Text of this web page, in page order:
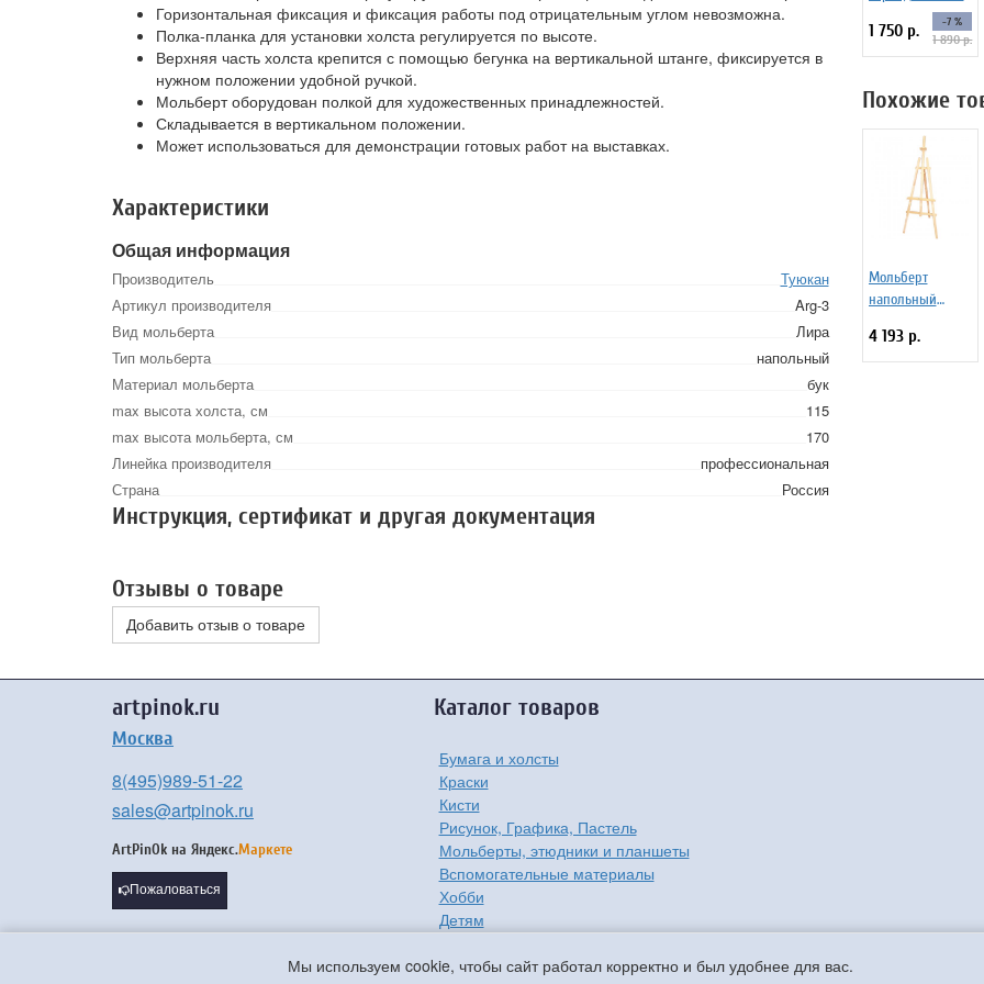
Мы используем cookie, чтобы сайт работал корректно и был удобнее для вас.
Горизонтальная фиксация и фиксация работы под отрицательным углом невозможна.
Полка-планка для установки холста регулируется по высоте.
Верхняя часть холста крепится с помощью бегунка на вертикальной штанге, фиксируется в
нужном положении удобной ручкой.
Мольберт оборудован полкой для художественных принадлежностей.
Складывается в вертикальном положении.
Может использоваться для демонстрации готовых работ на выставках.
Характеристики
Общая информация
Производитель
Туюкан
Артикул производителя
Arg-3
Вид мольберта
Лира
Тип мольберта
напольный
Материал мольберта
бук
max высота холста, см
115
max высота мольберта, см
170
Линейка производителя
профессиональная
Страна
Россия
Инструкция, сертификат и другая документация
Aqua 72 цвета
1 750 р. -7 %
1 890 р.
Похожие
Мольберт
напольный
199735
4 193 р.
Отзывы о товаре
Добавить отзыв о товаре
artpinok.ru
Москва
8(495)989-51-22
sales@artpinok.ru
ArtPinOk на Яндекс.Маркете
Пожаловаться
Каталог товаров
Бумага и холсты
Краски
Кисти
Рисунок, Графика, Пастель
Мольберты, этюдники и планшеты
Вспомогательные материалы
Хобби
Детям